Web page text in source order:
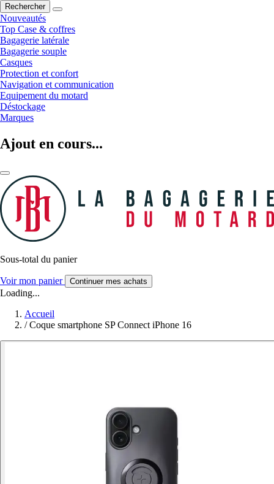
Rechercher
Nouveautés
Top Case & coffres
Bagagerie latérale
Bagagerie souple
Casques
Protection et confort
Navigation et communication
Equipement du motard
Déstockage
Marques
Ajout en cours...
Sous-total du panier
Voir mon panier Continuer mes achats
Loading...
Accueil
/ Coque smartphone SP Connect iPhone 16